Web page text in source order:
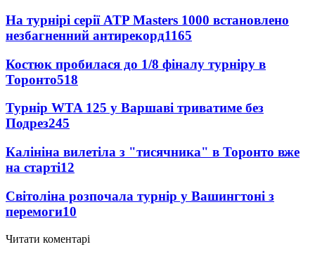
На турнірі серії ATP Masters 1000 встановлено
незбагненний антирекорд1165
Костюк пробилася до 1/8 фіналу турніру в
Торонто518
Турнір WTA 125 у Варшаві триватиме без
Подрез245
Калініна вилетіла з "тисячника" в Торонто вже
на старті12
Світоліна розпочала турнір у Вашингтоні з
перемоги10
Читати коментарі